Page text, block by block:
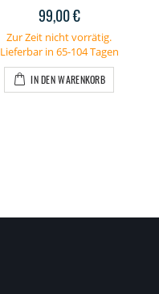
99,00 €
Zur Zeit nicht vorrätig.
Lieferbar in 65-104 Tagen
IN DEN WARENKORB